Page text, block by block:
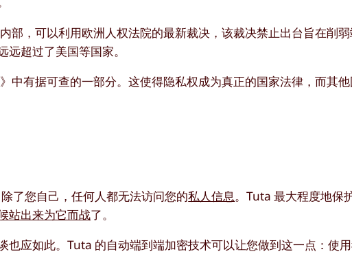
，可以利用欧洲人权法院的最新裁决，该裁决禁止出台旨在削
超过了美国等国家。
有据可查的一部分。这使得隐私权成为真正的国家法律，而其
了您自己，任何人都无法访问您的私人信息。Tuta 最大程度地保
站出来为它而战了。
应如此。Tuta 的自动端到端加密技术可以让您做到这一点：使